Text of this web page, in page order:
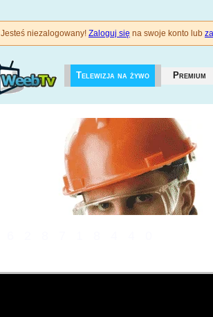
Jesteś niezalogowany! Zaloguj się na swoje konto lub
Telewizja na żywo Premium